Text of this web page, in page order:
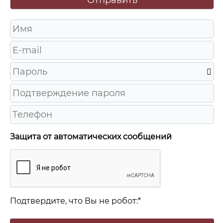
Защита от автоматических сообщений
Подтвердите, что Вы не робот:*